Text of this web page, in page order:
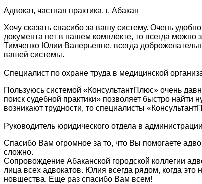
Адвокат, частная практика, г. Абакан
Хочу сказать спасибо за вашу систему. Очень
документа нет в нашем комплекте, то всегда можно
Тимченко Юлии Валерьевне, всегда
вашей системы.
Специалист по охране труда в медицинской
Пользуюсь системой «КонсультантПлюс» очень
поиск судебной практики» позволяет быстро
возникают трудности, то специалисты
Руководитель юридического отдела в
Спасибо Вам огромное за то, что Вы помогаете
сложно.
Сопровождение Абаканской городской коллегии
лица всех адвокатов. Юлия всегда рядом, когда
новшества. Еще раз спасибо Вам всем!